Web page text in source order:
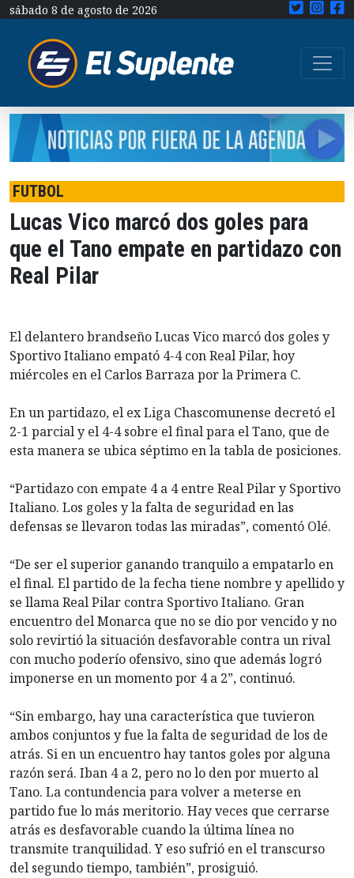
sábado 8 de agosto de 2026
FUTBOL
Lucas Vico marcó dos goles para
que el Tano empate en partidazo con
Real Pilar
El delantero brandseño Lucas Vico marcó dos goles y
Sportivo Italiano empató 4-4 con Real Pilar, hoy
miércoles en el Carlos Barraza por la Primera C.
En un partidazo, el ex Liga Chascomunense decretó el
2-1 parcial y el 4-4 sobre el final para el Tano, que de
esta manera se ubica séptimo en la tabla de posiciones.
“Partidazo con empate 4 a 4 entre Real Pilar y Sportivo
Italiano. Los goles y la falta de seguridad en las
defensas se llevaron todas las miradas”, comentó Olé.
“De ser el superior ganando tranquilo a empatarlo en
el final. El partido de la fecha tiene nombre y apellido y
se llama Real Pilar contra Sportivo Italiano. Gran
encuentro del Monarca que no se dio por vencido y no
solo revirtió la situación desfavorable contra un rival
con mucho poderío ofensivo, sino que además logró
imponerse en un momento por 4 a 2”, continuó.
“Sin embargo, hay una característica que tuvieron
ambos conjuntos y fue la falta de seguridad de los de
atrás. Si en un encuentro hay tantos goles por alguna
razón será. Iban 4 a 2, pero no lo den por muerto al
Tano. La contundencia para volver a meterse en
partido fue lo más meritorio. Hay veces que cerrarse
atrás es desfavorable cuando la última línea no
transmite tranquilidad. Y eso sufrió en el transcurso
del segundo tiempo, también”, prosiguió.